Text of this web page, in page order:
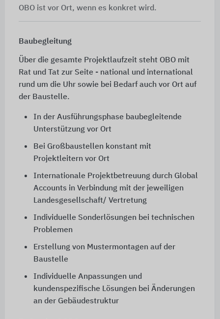
OBO ist vor Ort, wenn es konkret wird.
Baubegleitung
Über die gesamte Projektlaufzeit steht OBO mit
Rat und Tat zur Seite - national und international
rund um die Uhr sowie bei Bedarf auch vor Ort auf
der Baustelle.
In der Ausführungsphase baubegleitende
Unterstützung vor Ort
Bei Großbaustellen konstant mit
Projektleitern vor Ort
Internationale Projektbetreuung durch Global
Accounts in Verbindung mit der jeweiligen
Landesgesellschaft/ Vertretung
Individuelle Sonderlösungen bei technischen
Problemen
Erstellung von Mustermontagen auf der
Baustelle
Individuelle Anpassungen und
kundenspezifische Lösungen bei Änderungen
an der Gebäudestruktur